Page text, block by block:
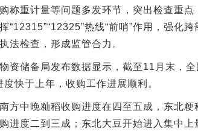
称重计量等问题多发环节，突出检查重点
“12315”“12325”热线“前哨”作用，强化
法检查，形成监管合力。
储备局发布数据显示，截至11月末，全
快于上年，收购工作进展顺利。
中晚籼稻收购进度在四至五成，东北粳
进度二到三成；东北大豆开始进入集中上